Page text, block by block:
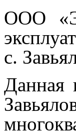
ООО
с.
Данная